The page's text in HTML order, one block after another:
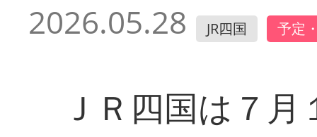
2026.05.28 JR四国 予定
ＪＲ四国は７月